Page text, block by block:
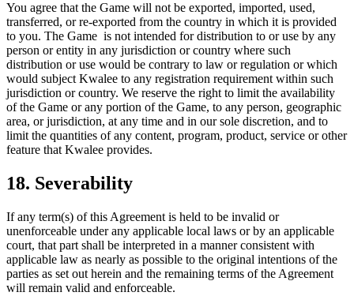
You agree that the Game will not be exported, imported, used,
transferred, or re-exported from the country in which it is provided
to you. The Game is not intended for distribution to or use by any
person or entity in any jurisdiction or country where such
distribution or use would be contrary to law or regulation or which
would subject Kwalee to any registration requirement within such
jurisdiction or country. We reserve the right to limit the availability
of the Game or any portion of the Game, to any person, geographic
area, or jurisdiction, at any time and in our sole discretion, and to
limit the quantities of any content, program, product, service or other
feature that Kwalee provides.
18. Severability
If any term(s) of this Agreement is held to be invalid or
unenforceable under any applicable local laws or by an applicable
court, that part shall be interpreted in a manner consistent with
applicable law as nearly as possible to the original intentions of the
parties as set out herein and the remaining terms of the Agreement
will remain valid and enforceable.